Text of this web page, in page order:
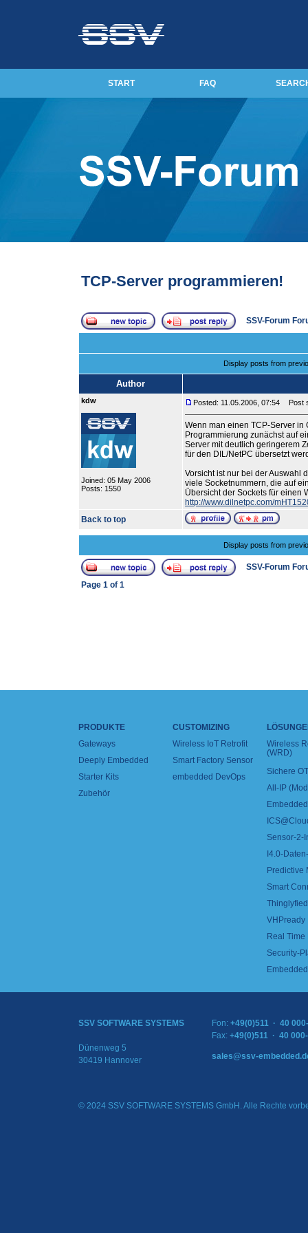
START FAQ
TCP-Server programmieren!
SSV-Forum
Display posts from
Author
kdw
Joined: 05 May 2006
Posts: 1550
Posted: 11.05.2006, 07:54 Post
Wenn man einen TCP-Server in
Programmierung zunächst auf
Server mit deutlich geringerem
für den DIL/NetPC übersetzt
Vorsicht ist nur bei der Auswahl
viele Socketnummern, die auf
Übersicht der Sockets für einen
http://www.dilnetpc.com/
Back to top
Display posts from
SSV-Forum
Page 1 of 1
PRODUKTE
Gateways
Deeply Embedded
Starter Kits
Zubehör
CUSTOMIZING
Wireless IoT Retrofit
Smart Factory Sensor
embedded DevOps
Wireless
(WRD)
Sichere
All-IP
Sensor-2-
I4.0-
Predictive
Smart
VHPready
Real
Security-
SSV SOFTWARE SYSTEMS
Dünenweg 5
30419 Hannover
Fon: +49(0)511 · 40
Fax: +49(0)511 · 40
sales@ssv-
© 2024 SSV SOFTWARE SYSTEMS GmbH. Alle Rechte